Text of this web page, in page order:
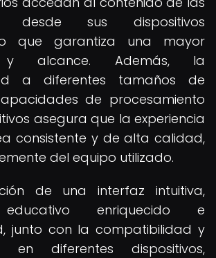
desde sus dispositivos
que garantiza una mayor
y alcance. Además, la
a diferentes tamaños de
de procesamiento
asegura que la experiencia
consistente y de alta calidad,
del equipo utilizado.
de una interfaz intuitiva,
enriquecido e
junto con la compatibilidad y
en diferentes dispositivos,